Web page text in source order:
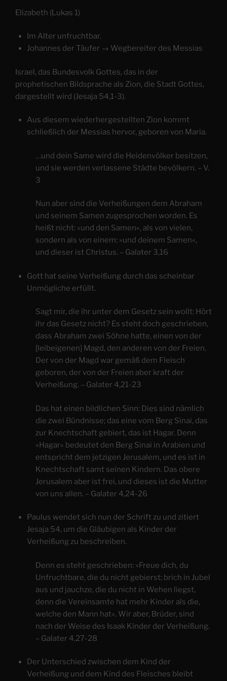
Elizabeth (Lukas 1)
Im Alter unfruchtbar.
Johannes der Täufer → Wegbereiter des Messias
Israel, das Bundesvolk Gottes, das in der
prophetischen Bildsprache als Zion, die Stadt Gottes,
dargestellt wird (Jesaja 54,1-3).
Aus diesem wiederhergestellten Zion kommt
schließlich der Messias hervor, geboren von Maria.
…und dein Same wird die Heidenvölker besitzen,
und sie werden verlassene Städte bevölkern. – V.
3
Nun aber sind die Verheißungen dem Abraham
und seinem Samen zugesprochen worden. Es
heißt nicht: »und den Samen«, als von vielen,
sondern als von einem: »und deinem Samen«,
und dieser ist Christus. – Galater 3,16
Gott hat seine Verheißung durch das scheinbar
Unmögliche erfüllt.
Sagt mir, die ihr unter dem Gesetz sein wollt: Hört
ihr das Gesetz nicht? Es steht doch geschrieben,
dass Abraham zwei Söhne hatte, einen von der
[leibeigenen] Magd, den anderen von der Freien.
Der von der Magd war gemäß dem Fleisch
geboren, der von der Freien aber kraft der
Verheißung. – Galater 4,21-23
Das hat einen bildlichen Sinn: Dies sind nämlich
die zwei Bündnisse; das eine vom Berg Sinai, das
zur Knechtschaft gebiert, das ist Hagar. Denn
»Hagar« bedeutet den Berg Sinai in Arabien und
entspricht dem jetzigen Jerusalem, und es ist in
Knechtschaft samt seinen Kindern. Das obere
Jerusalem aber ist frei, und dieses ist die Mutter
von uns allen. – Galater 4,24-26
Paulus wendet sich nun der Schrift zu und zitiert
Jesaja 54, um die Gläubigen als Kinder der
Verheißung zu beschreiben.
Denn es steht geschrieben: »Freue dich, du
Unfruchtbare, die du nicht gebierst; brich in Jubel
aus und jauchze, die du nicht in Wehen liegst,
denn die Vereinsamte hat mehr Kinder als die,
welche den Mann hat«. Wir aber, Brüder, sind
nach der Weise des Isaak Kinder der Verheißung.
– Galater 4,27-28
Der Unterschied zwischen dem Kind der
Verheißung und dem Kind des Fleisches bleibt